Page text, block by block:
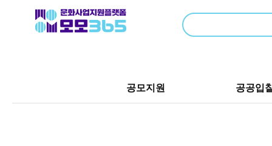
공모지원 공공입